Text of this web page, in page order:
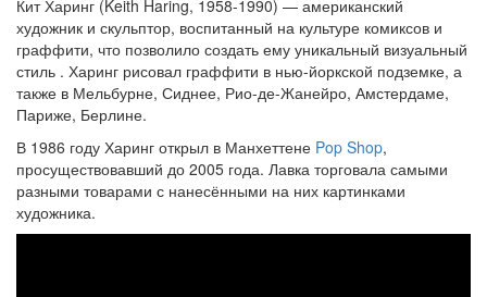
Кит Харинг (Keith Haring, 1958-1990) — американский
художник и скульптор, воспитанный на культуре комиксов и
граффити, что позволило создать ему уникальный визуальный
стиль . Харинг рисовал граффити в нью-йоркской подземке, а
также в Мельбурне, Сиднее, Рио-де-Жанейро, Амстердаме,
Париже, Берлине.
В 1986 году Харинг открыл в Манхеттене Pop Shop,
просуществовавший до 2005 года. Лавка торговала самыми
разными товарами с нанесёнными на них картинками
художника.